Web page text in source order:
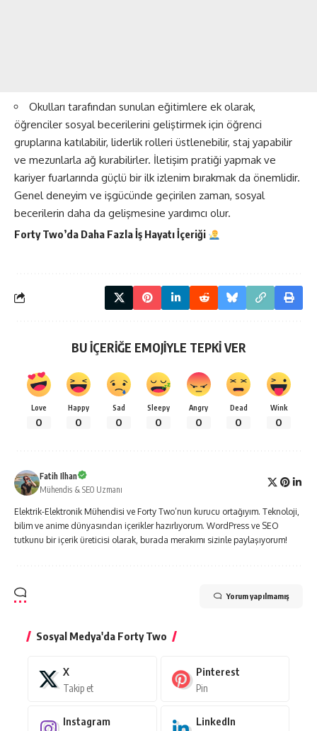
Okulları tarafından sunulan eğitimlere ek olarak,
öğrenciler sosyal becerilerini geliştirmek için öğrenci
gruplarına katılabilir, liderlik rolleri üstlenebilir, staj yapabilir
ve mezunlarla ağ kurabilirler. İletişim pratiği yapmak ve
kariyer fuarlarında güçlü bir ilk izlenim bırakmak da önemlidir.
Genel deneyim ve işgücünde geçirilen zaman, sosyal
becerilerin daha da gelişmesine yardımcı olur.
Forty Two’da Daha Fazlaİş Hayatıİçeriği
BU İÇERİĞE EMOJİYLE TEPKİ VER
Love
0
Happy
0
Sad
0
Sleepy
0
Angry
0
Dead
0
Wink
0
Fatih Ilhan
Mühendis & SEO Uzmanı
Elektrik-Elektronik Mühendisi ve Forty Two’nun kurucu ortağıyım. Teknoloji,
bilim ve anime dünyasından içerikler hazırlıyorum. WordPress ve SEO
tutkunu bir içerik üreticisi olarak, burada merakımı sizinle paylaşıyorum!
Yorum yapılmamış
Sosyal Medya'da Forty Two
X
Takip et
Pinterest
Pin
Instagram LinkedIn